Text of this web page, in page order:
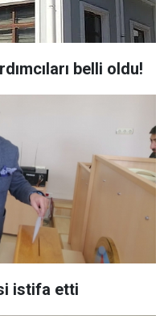
belli oldu!
istifa etti